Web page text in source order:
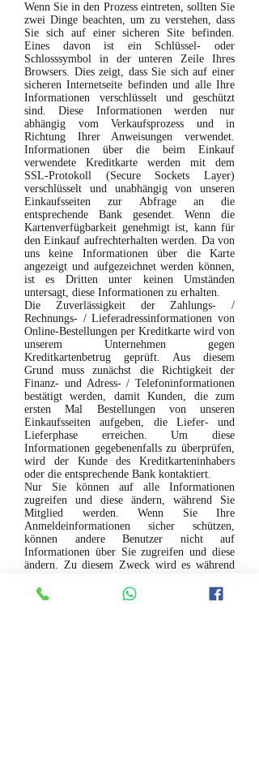
Wenn Sie in den Prozess eintreten, sollten Sie
zwei Dinge beachten, um zu verstehen, dass
Sie sich auf einer sicheren Site befinden.
Eines davon ist ein Schlüssel- oder
Schlosssymbol in der unteren Zeile Ihres
Browsers. Dies zeigt, dass Sie sich auf einer
sicheren Internetseite befinden und alle Ihre
Informationen verschlüsselt und geschützt
sind. Diese Informationen werden nur
abhängig vom Verkaufsprozess und in
Richtung Ihrer Anweisungen verwendet.
Informationen über die beim Einkauf
verwendete Kreditkarte werden mit dem
SSL-Protokoll (Secure Sockets Layer)
verschlüsselt und unabhängig von unseren
Einkaufsseiten zur Abfrage an die
entsprechende Bank gesendet. Wenn die
Kartenverfügbarkeit genehmigt ist, kann für
den Einkauf aufrechterhalten werden. Da von
uns keine Informationen über die Karte
angezeigt und aufgezeichnet werden können,
ist es Dritten unter keinen Umständen
untersagt, diese Informationen zu erhalten.
Die Zuverlässigkeit der Zahlungs- /
Rechnungs- / Lieferadressinformationen von
Online-Bestellungen per Kreditkarte wird von
unserem Unternehmen gegen
Kreditkartenbetrug geprüft. Aus diesem
Grund muss zunächst die Richtigkeit der
Finanz- und Adress- / Telefoninformationen
bestätigt werden, damit Kunden, die zum
ersten Mal Bestellungen von unseren
Einkaufsseiten aufgeben, die Liefer- und
Lieferphase erreichen. Um diese
Informationen gegebenenfalls zu überprüfen,
wird der Kunde des Kreditkarteninhabers
oder die entsprechende Bank kontaktiert.
Nur Sie können auf alle Informationen
zugreifen und diese ändern, während Sie
Mitglied werden. Wenn Sie Ihre
Anmeldeinformationen sicher schützen,
können andere Benutzer nicht auf
Informationen über Sie zugreifen und diese
ändern. Zu diesem Zweck wird es während
des SSL-Sicherheitsbereichs ausgeführt.
Dieses System ist ein internationaler